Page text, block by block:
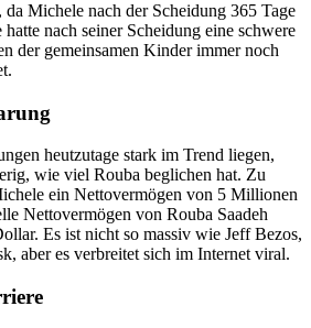
Michele nach der Scheidung 365 Tage
nach seiner Scheidung eine schwere
der gemeinsamen Kinder immer noch
heutzutage stark im Trend liegen,
wie viel Rouba beglichen hat. Zu
ein Nettovermögen von 5 Millionen
Nettovermögen von Rouba Saadeh
Es ist nicht so massiv wie Jeff Bezos,
aber es verbreitet sich im Internet viral.